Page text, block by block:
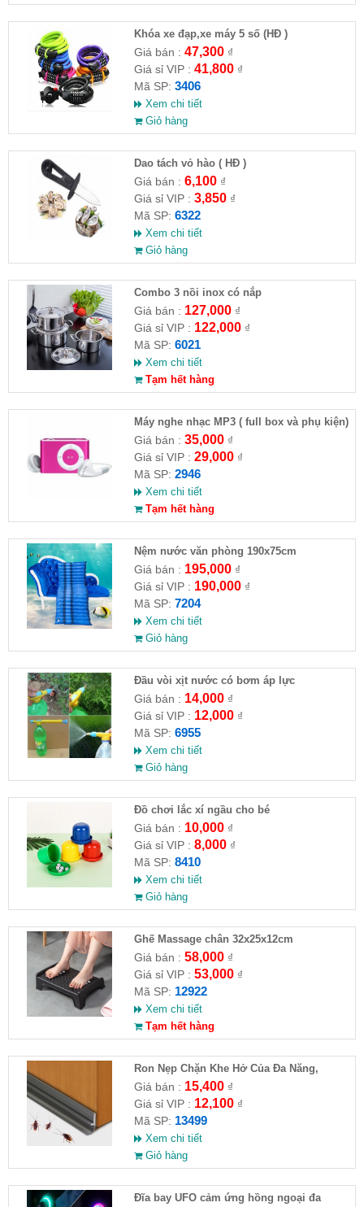
Khóa xe đạp,xe máy 5 số (HĐ )
Giá bán : 47,300₫
Giá sỉ VIP : 41,800₫
Mã SP: 3406
Xem chi tiết
Giỏ hàng
Dao tách vỏ hào ( HĐ )
Giá bán : 6,100₫
Giá sỉ VIP : 3,850₫
Mã SP: 6322
Xem chi tiết
Giỏ hàng
Combo 3 nồi inox có nắp
Giá bán : 127,000₫
Giá sỉ VIP : 122,000₫
Mã SP: 6021
Xem chi tiết
Tạm hết hàng
Máy nghe nhạc MP3 ( full box và phụ kiện)
Giá bán : 35,000₫
Giá sỉ VIP : 29,000₫
Mã SP: 2946
Xem chi tiết
Tạm hết hàng
Nệm nước văn phòng 190x75cm
Giá bán : 195,000₫
Giá sỉ VIP : 190,000₫
Mã SP: 7204
Xem chi tiết
Giỏ hàng
Đầu vòi xịt nước có bơm áp lực
Giá bán : 14,000₫
Giá sỉ VIP : 12,000₫
Mã SP: 6955
Xem chi tiết
Giỏ hàng
Đồ chơi lắc xí ngầu cho bé
Giá bán : 10,000₫
Giá sỉ VIP : 8,000₫
Mã SP: 8410
Xem chi tiết
Giỏ hàng
Ghế Massage chân 32x25x12cm
Giá bán : 58,000₫
Giá sỉ VIP : 53,000₫
Mã SP: 12922
Xem chi tiết
Tạm hết hàng
Ron Nẹp Chặn Khe Hở Của Đa Năng,
Chống Côn Trùng( HĐ )
Giá bán : 15,400₫
Giá sỉ VIP : 12,100₫
Mã SP: 13499
Xem chi tiết
Giỏ hàng
Đĩa bay UFO cảm ứng hồng ngoại đa